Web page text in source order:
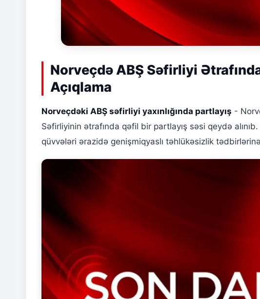
Norveçdə ABŞ Səfirliyi
Açıqlama
Norveçdəki ABŞ səfirliyi yaxınlığında partlayış -
Səfirliyinin ətrafında qəfil bir partlayış səsi qeydə
qüvvələri ərazidə genişmiqyaslı təhlükəsizlik